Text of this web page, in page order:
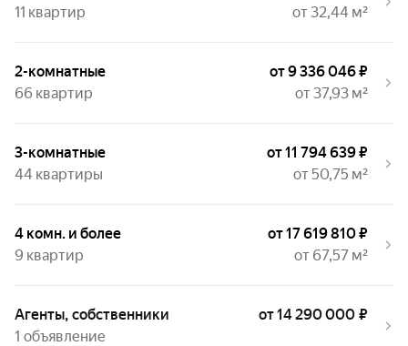
11 квартир
от 32,44 м²
2-комнатные
от 9 336 046 ₽
66 квартир
от 37,93 м²
3-комнатные
от 11 794 639 ₽
44 квартиры
от 50,75 м²
4 комн. и более
от 17 619 810 ₽
9 квартир
от 67,57 м²
Агенты, собственники
1 объявление
от 14 290 000 ₽